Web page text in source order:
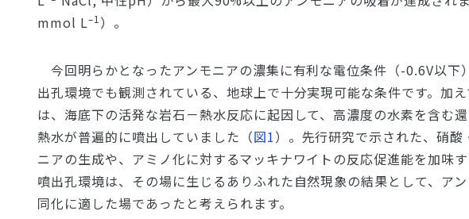
mmol L–1 ）。
今回明らかとなったアンモニアの濃集に有利な電位条件（-0.6V以下
出孔環境でも観測されている、地球上で十分実現可能な条件です。加
は、海底下の活発な岩石－熱水反応に起因して、高濃度の水素を含む還
熱水が普遍的に噴出していました（図1）。先行研究で示された、硝
ニアの生成や、アミノ化に対するマッキナワイトの反応促進能を加味
噴出孔環境は、その場に生じるありふれた自然現象の結果として、ア
同化に適した場であったと考えられます。